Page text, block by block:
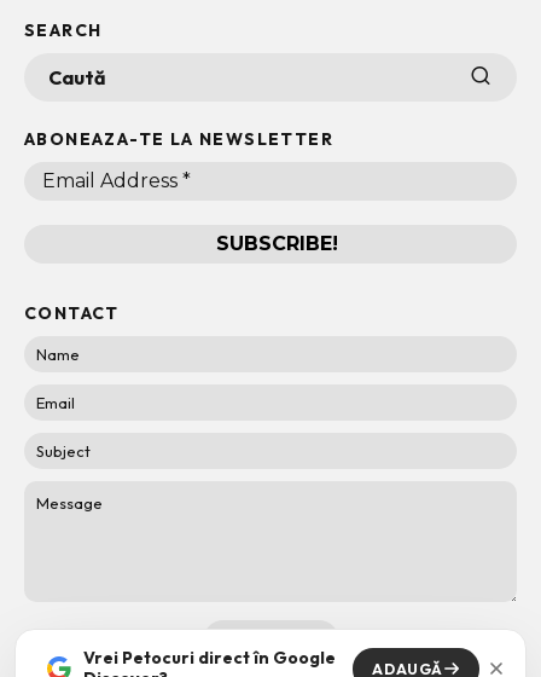
SEARCH
ABONEAZA-TE LA NEWSLETTER
CONTACT
Vrei Petocuri direct în Google
ADAUGĂ